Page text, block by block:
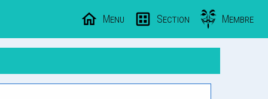
Menu Section Membre